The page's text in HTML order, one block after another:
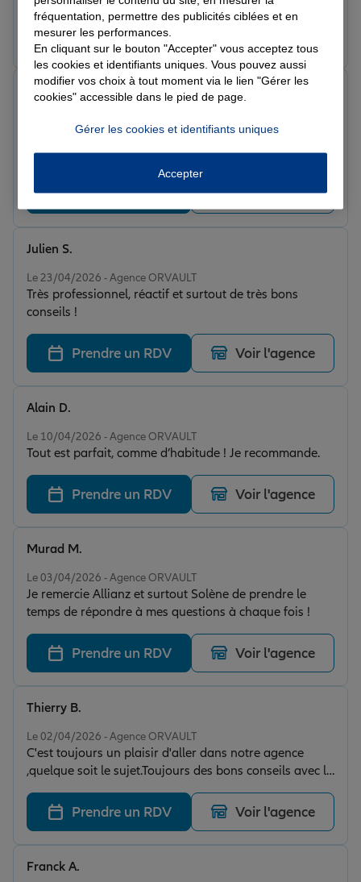
bonne accompagnement.
Prendre un RDV
Note de 5 sur 5
Un immense merci à Emmanuelle qui a su répondre à
mes questions et rattraper une situation lunaire ! merci
pour votre écoute et votre réactivité. A bientôt.
Charline P.
Prendre un RDV Voir l'agence
Le 23/04/2026 - Agence ORVAULT
Très professionnel, réactif et surtout de très bons
conseils !
Julien S.
Prendre un RDV Voir l'agence
Le 10/04/2026 - Agence ORVAULT
Tout est parfait, comme d’habitude ! Je recommande.
Alain D.
Prendre un RDV Voir l'agence
Le 03/04/2026 - Agence ORVAULT
Je remercie Allianz et surtout Solène de prendre le
temps de répondre à mes questions à chaque fois !
Murad M.
Prendre un RDV Voir l'agence
Le 02/04/2026 - Agence ORVAULT
C'est toujours un plaisir d'aller dans notre agence
,quelque soit le sujet.Toujours des bons conseils avec le
sourire et l' ambiance détendue.prix spéciale à Solène .
Thierry B.
Prendre un RDV Voir l'agence
Franck A.
fréquentation, permettre des publicités ciblées et en
mesurer les performances.
En cliquant sur le bouton "Accepter" vous acceptez tous
les cookies et identifiants uniques. Vous pouvez aussi
modifier vos choix à tout moment via le lien "Gérer les
cookies" accessible dans le pied de page.
Gérer les cookies et identifiants uniques
Accepter